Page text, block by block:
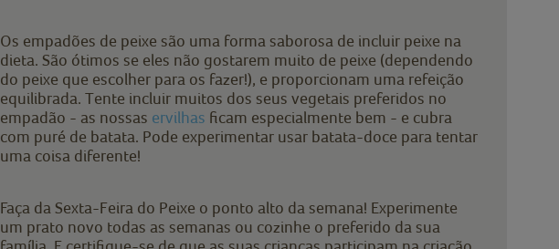
Os empadões de peixe são uma forma saborosa de incluir peixe na
dieta. São ótimos se eles não gostarem muito de peixe (dependendo
do peixe que escolher para os fazer!), e proporcionam uma refeição
equilibrada. Tente incluir muitos dos seus vegetais preferidos no
empadão - as nossas ervilhas ficam especialmente bem - e cubra
com puré de batata. Pode experimentar usar batata-doce para tentar
uma coisa diferente!
Faça da Sexta-Feira do Peixe o ponto alto da semana! Experimente
um prato novo todas as semanas ou cozinhe o preferido da sua